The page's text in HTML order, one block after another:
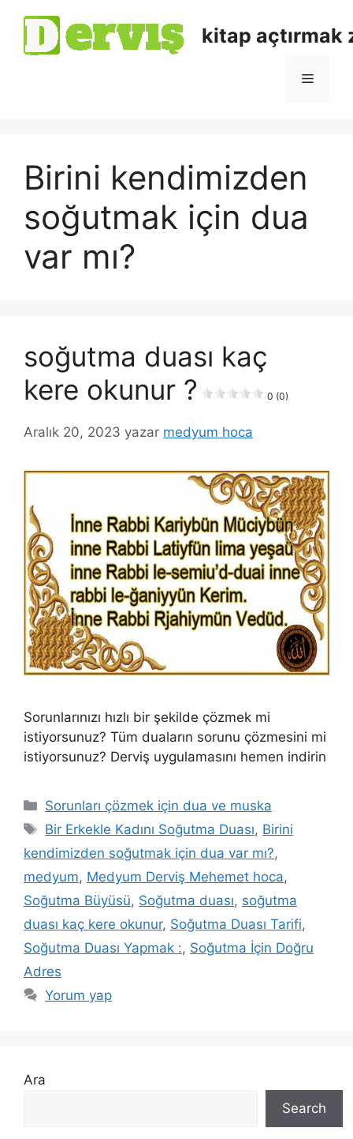
kitap açtırmak
Birini kendimizden
soğutmak için dua
var mı?
soğutma duası kaç
kere okunur ?
0 (0)
Aralık 20, 2023 yazar medyum hoca
Sorunlarınızı hızlı bir şekilde çözmek mi
istiyorsunuz? Tüm duaların sorunu çözmesini mi
istiyorsunuz? Derviş uygulamasını hemen indirin
Sorunları çözmek için dua ve muska
Bir Erkekle Kadını Soğutma Duası, Birini
kendimizden soğutmak için dua var mı?,
medyum, Medyum Derviş Mehemet hoca,
Soğutma Büyüsü, Soğutma duası, soğutma
duası kaç kere okunur, Soğutma Duası Tarifi,
Soğutma Duası Yapmak :, Soğutma İçin Doğru
Adres
Yorum yap
Ara
Search